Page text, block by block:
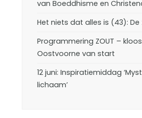
van Boeddhisme en
Het niets dat alles is (43): De
Programmering ZOUT –
Oostvoorne van start
12 juni: Inspiratiemiddag
lichaam’